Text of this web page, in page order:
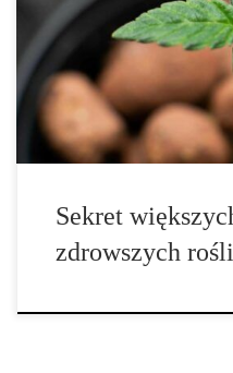
jaki uprawiamy rośliny. Dzięki
i składników pokarmowych
imponujące plony bez użycia
zaawansowany […]
Sekret
zdrowszych